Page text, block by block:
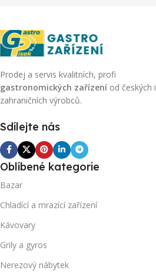
Prodej a servis kvalitních, profi
gastronomických zařízení od českých i
zahraničních výrobců.
Sdílejte nás
Oblíbené kategorie
Bazar
Chladící a mrazící zařízení
Kávovary
Grily a gyros
Nerezový nábytek